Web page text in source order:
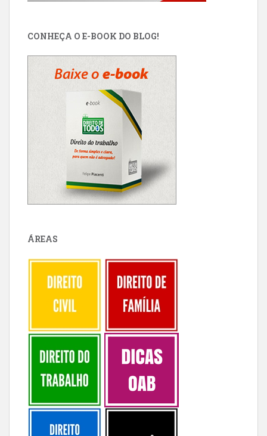
CONHEÇA O E-BOOK DO BLOG!
ÁREAS